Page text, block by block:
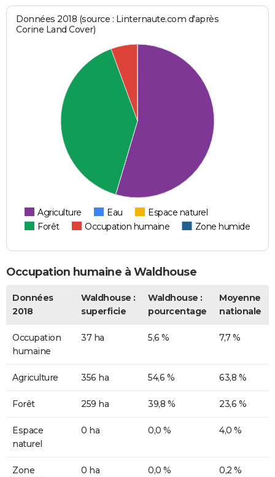
Données 2018 (source : Linternaute.com d'après
Corine Land Cover)
Agriculture Eau
Espace naturel
Forêt
Occupation humaine Zone humide
Occupation humaine à Waldhouse
Données
2018
Waldhouse :
superficie
Waldhouse :
pourcentage
Moyenne
nationale
Occupation
humaine
37 ha 5,6 % 7,7 %
Agriculture 356 ha 54,6 % 63,8 %
Forêt 259 ha 39,8 % 23,6 %
Espace
naturel
0 ha 0,0 % 4,0 %
Zone
0 ha 0,0 % 0,2 %